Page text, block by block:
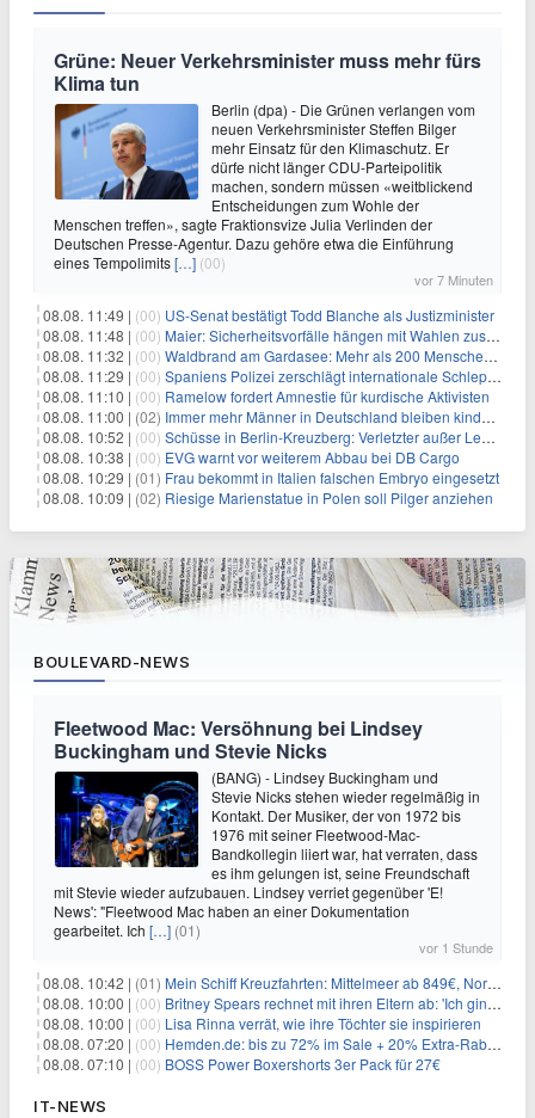
Grüne: Neuer Verkehrsminister muss mehr fürs
Klima tun
Berlin (dpa) - Die Grünen verlangen vom
neuen Verkehrsminister Steffen Bilger
mehr Einsatz für den Klimaschutz. Er
dürfe nicht länger CDU-Parteipolitik
machen, sondern müssen «weitblickend
Entscheidungen zum Wohle der
Menschen treffen», sagte Fraktionsvize Julia Verlinden der
Deutschen Presse-Agentur. Dazu gehöre etwa die Einführung
eines Tempolimits[…] (00)
vor 7 Minuten
08.08. 11:49 | (00) US-Senat bestätigt Todd Blanche als Justizminister
08.08. 11:48 | (00) Maier: Sicherheitsvorfälle hängen mit Wahlen zusammen
08.08. 11:32 | (00) Waldbrand am Gardasee: Mehr als 200 Menschen evakuiert
08.08. 11:29 | (00) Spaniens Polizei zerschlägt internationale Schlepperbande
08.08. 11:10 | (00) Ramelow fordert Amnestie für kurdische Aktivisten
08.08. 11:00 | (02) Immer mehr Männer in Deutschland bleiben kinderlos
08.08. 10:52 | (00) Schüsse in Berlin-Kreuzberg: Verletzter außer Lebensgefahr
08.08. 10:38 | (00) EVG warnt vor weiterem Abbau bei DB Cargo
08.08. 10:29 | (01) Frau bekommt in Italien falschen Embryo eingesetzt
08.08. 10:09 | (02) Riesige Marienstatue in Polen soll Pilger anziehen
BOULEVARD-NEWS
Fleetwood Mac: Versöhnung bei Lindsey
Buckingham und Stevie Nicks
(BANG) - Lindsey Buckingham und
Stevie Nicks stehen wieder regelmäßig in
Kontakt. Der Musiker, der von 1972 bis
1976 mit seiner Fleetwood-Mac-
Bandkollegin liiert war, hat verraten, dass
es ihm gelungen ist, seine Freundschaft
mit Stevie wieder aufzubauen. Lindsey verriet gegenüber 'E!
News': "Fleetwood Mac haben an einer Dokumentation
gearbeitet. Ich […] (01)
vor 1 Stunde
08.08. 10:42 | (01) Mein Schiff Kreuzfahrten: Mittelmeer ab 849€, Norwegen ab 999€ p.P.
08.08. 10:00 | (00) Britney Spears rechnet mit ihren Eltern ab: 'Ich ging zwei Monate lang auf die Knie und weinte'
08.08. 10:00 | (00) Lisa Rinna verrät, wie ihre Töchter sie inspirieren
08.08. 07:20 | (00) Hemden.de: bis zu 72% im Sale + 20% Extra-Rabatt dank Gutschein
08.08. 07:10 | (00) BOSS Power Boxershorts 3er Pack für 27€
IT-NEWS